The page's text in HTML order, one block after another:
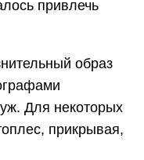
привлечь
образ
Для некоторых
прикрывая,